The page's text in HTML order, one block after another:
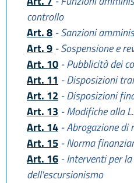
controllo
Art. 8 - Sanzioni
Art. 9 - Sospensione e
Art. 10 - Pubblicità dei
Art. 11 - Disposizioni
Art. 12 - Disposizioni
Art. 13 - Modifiche alla
Art. 14 - Abrogazione di
Art. 15 - Norma
Art. 16 - Interventi per
dell'escursionismo